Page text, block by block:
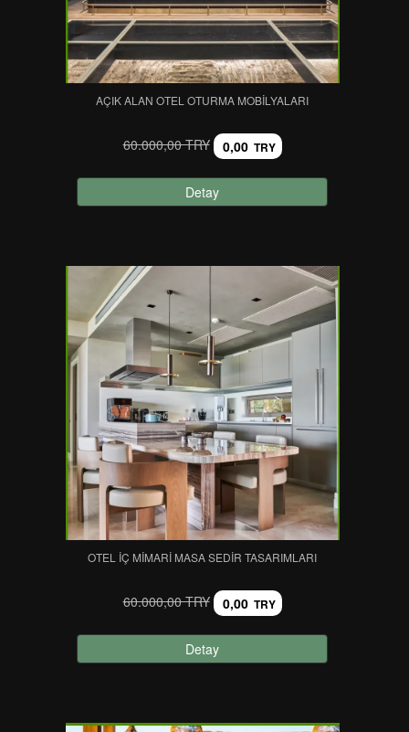
AÇIK ALAN OTEL OTURMA MOBILYALARI
60.000,00 TRY 0,00 TRY
Detay
OTEL İÇ MIMARI MASA SEDIR TASARIMLARI
60.000,00 TRY 0,00 TRY
Detay